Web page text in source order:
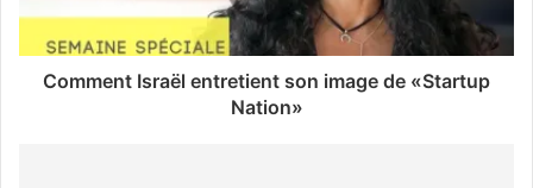
Comment Israël entretient son image de «Startup
Nation»